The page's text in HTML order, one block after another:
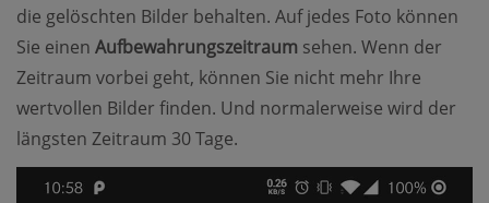
die gelöschten Bilder behalten. Auf jedes Foto können
Sie einen Aufbewahrungszeitraum sehen. Wenn der
Zeitraum vorbei geht, können Sie nicht mehr Ihre
wertvollen Bilder finden. Und normalerweise wird der
längsten Zeitraum 30 Tage.